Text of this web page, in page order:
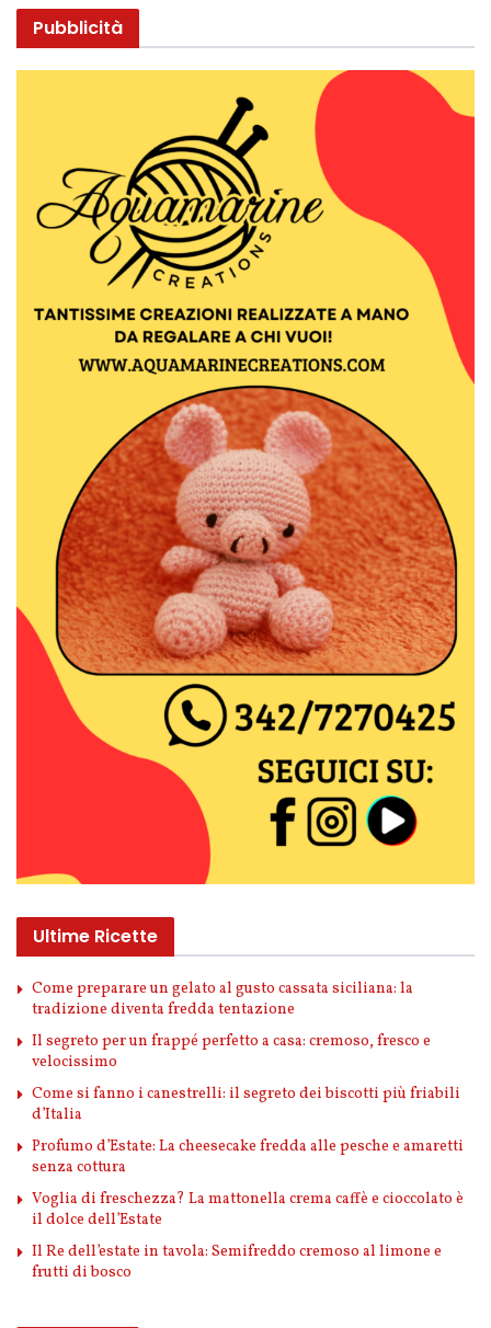
Pubblicità
Ultime Ricette
Come preparare un gelato al gusto cassata siciliana: la
tradizione diventa fredda tentazione
Il segreto per un frappé perfetto a casa: cremoso, fresco e
velocissimo
Come si fanno i canestrelli: il segreto dei biscotti più friabili
d’Italia
Profumo d’Estate: La cheesecake fredda alle pesche e amaretti
senza cottura
Voglia di freschezza? La mattonella crema caffè e cioccolato è
il dolce dell’Estate
Il Re dell’estate in tavola: Semifreddo cremoso al limone e
frutti di bosco